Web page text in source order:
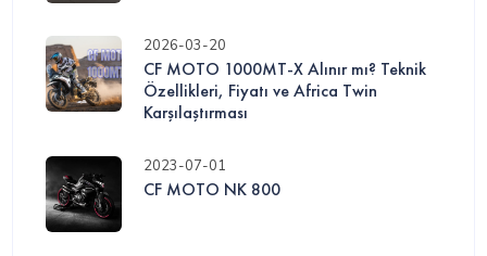
2026-03-20
CF MOTO 1000MT-X Alınır mı? Teknik
Özellikleri, Fiyatı ve Africa Twin
Karşılaştırması
2023-07-01
CF MOTO NK 800